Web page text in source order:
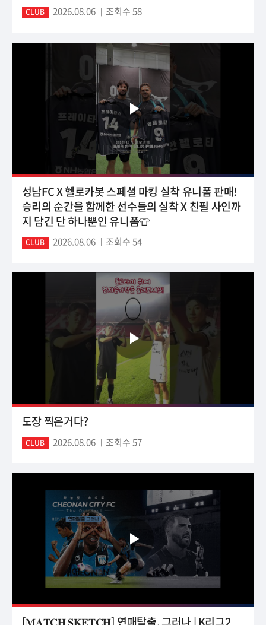
CLUB 2026.08.06 조회수 58
성남FC X 헬로카봇 스페셜 마킹 실착 유니폼 판매!
승리의 순간을 함께한 선수들의 실착 X 친필 사인까
지 담긴 단 하나뿐인 유니폼👕
CLUB 2026.08.06 조회수 54
도장 찍은거다?
CLUB 2026.08.06 조회수 57
[𝐌𝐀𝐓𝐂𝐇 𝐒𝐊𝐄𝐓𝐂𝐇] 연패탈출, 그러나 | K리그2